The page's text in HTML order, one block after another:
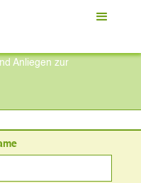
Anliegen zur